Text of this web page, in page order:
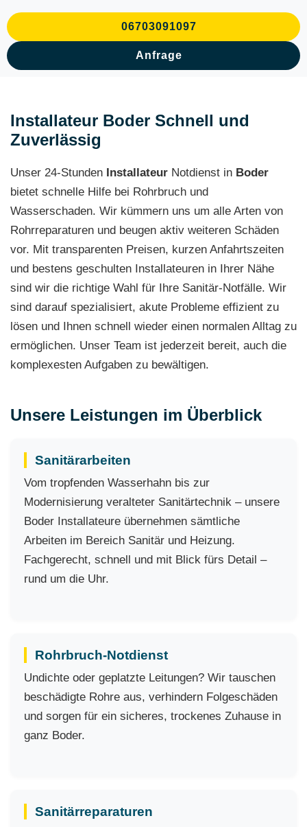
06703091097
Anfrage
Installateur Boder Schnell und
Zuverlässig
Unser 24-Stunden Installateur Notdienst in Boder
bietet schnelle Hilfe bei Rohrbruch und
Wasserschaden. Wir kümmern uns um alle Arten von
Rohrreparaturen und beugen aktiv weiteren Schäden
vor. Mit transparenten Preisen, kurzen Anfahrtszeiten
und bestens geschulten Installateuren in Ihrer Nähe
sind wir die richtige Wahl für Ihre Sanitär-Notfälle. Wir
sind darauf spezialisiert, akute Probleme effizient zu
lösen und Ihnen schnell wieder einen normalen Alltag zu
ermöglichen. Unser Team ist jederzeit bereit, auch die
komplexesten Aufgaben zu bewältigen.
Unsere Leistungen im Überblick
Sanitärarbeiten
Vom tropfenden Wasserhahn bis zur
Modernisierung veralteter Sanitärtechnik – unsere
Boder Installateure übernehmen sämtliche
Arbeiten im Bereich Sanitär und Heizung.
Fachgerecht, schnell und mit Blick fürs Detail –
rund um die Uhr.
Rohrbruch-Notdienst
Undichte oder geplatzte Leitungen? Wir tauschen
beschädigte Rohre aus, verhindern Folgeschäden
und sorgen für ein sicheres, trockenes Zuhause in
ganz Boder.
Sanitärreparaturen